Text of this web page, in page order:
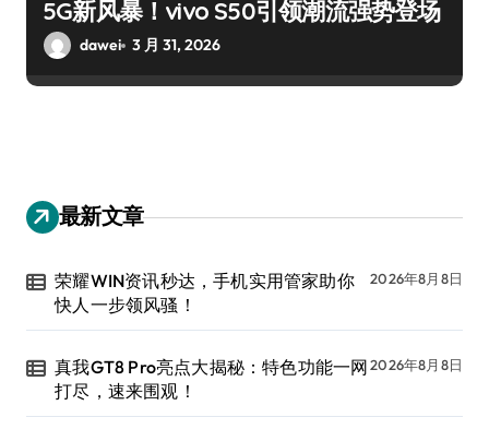
5G新风暴！vivo S50引领潮流强势登场
dawei 3 月 31, 2026
最新文章
荣耀WIN资讯秒达，手机实用管家助你
快人一步领风骚！
2026年8月8日
真我GT8 Pro亮点大揭秘：特色功能一网
打尽，速来围观！
2026年8月8日